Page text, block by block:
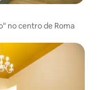
no centro de Roma